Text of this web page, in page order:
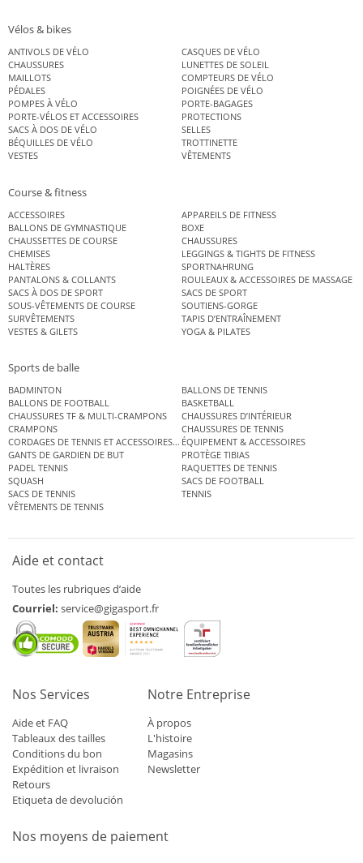
Vélos & bikes
ANTIVOLS DE VÉLO
CASQUES DE VÉLO
CHAUSSURES
LUNETTES DE SOLEIL
MAILLOTS
COMPTEURS DE VÉLO
PÉDALES
POIGNÉES DE VÉLO
POMPES À VÉLO
PORTE-BAGAGES
PORTE-VÉLOS ET ACCESSOIRES
PROTECTIONS
SACS À DOS DE VÉLO
SELLES
BÉQUILLES DE VÉLO
TROTTINETTE
VESTES
VÊTEMENTS
Course & fitness
ACCESSOIRES
APPAREILS DE FITNESS
BALLONS DE GYMNASTIQUE
BOXE
CHAUSSETTES DE COURSE
CHAUSSURES
CHEMISES
LEGGINGS & TIGHTS DE FITNESS
HALTÈRES
SPORTNAHRUNG
PANTALONS & COLLANTS
ROULEAUX & ACCESSOIRES DE MASSAGE
SACS À DOS DE SPORT
SACS DE SPORT
SOUS-VÊTEMENTS DE COURSE
SOUTIENS-GORGE
SURVÊTEMENTS
TAPIS D’ENTRAÎNEMENT
VESTES & GILETS
YOGA & PILATES
Sports de balle
BADMINTON
BALLONS DE TENNIS
BALLONS DE FOOTBALL
BASKETBALL
CHAUSSURES TF & MULTI-CRAMPONS
CHAUSSURES D’INTÉRIEUR
CRAMPONS
CHAUSSURES DE TENNIS
CORDAGES DE TENNIS ET ACCESSOIRES DE TENNISÉQUIPEMENT & ACCESSOIRES
GANTS DE GARDIEN DE BUT
PROTÈGE TIBIAS
PADEL TENNIS
RAQUETTES DE TENNIS
SQUASH
SACS DE FOOTBALL
SACS DE TENNIS
TENNIS
VÊTEMENTS DE TENNIS
Aide et contact
Toutes les rubriques d’aide
Courriel: service@gigasport.fr
Nos Services
Aide et FAQ
Tableaux des tailles
Conditions du bon
Expédition et livraison
Retours
Etiqueta de devolución
Notre Entreprise
À propos
L'histoire
Magasins
Newsletter
Nos moyens de paiement